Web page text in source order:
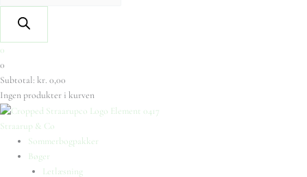
0
0
Subtotal: kr. 0,00
Ingen produkter i kurven
Straarup & Co
Sommerbogpakker
Bøger
Letlæsning